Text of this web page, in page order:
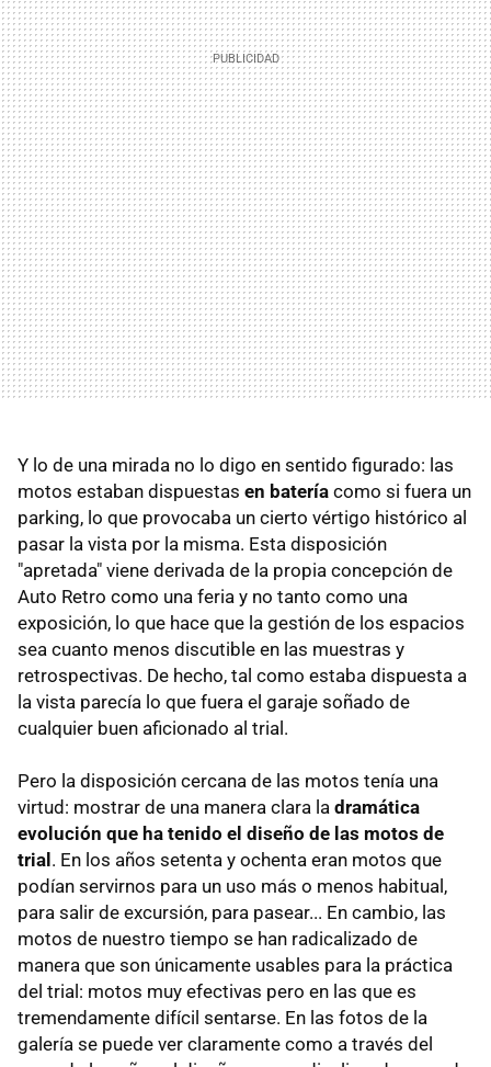
Y lo de una mirada no lo digo en sentido figurado: las
motos estaban dispuestas en batería como si fuera un
parking, lo que provocaba un cierto vértigo histórico al
pasar la vista por la misma. Esta disposición
"apretada" viene derivada de la propia concepción de
Auto Retro como una feria y no tanto como una
exposición, lo que hace que la gestión de los espacios
sea cuanto menos discutible en las muestras y
retrospectivas. De hecho, tal como estaba dispuesta a
la vista parecía lo que fuera el garaje soñado de
cualquier buen aficionado al trial.
Pero la disposición cercana de las motos tenía una
virtud: mostrar de una manera clara la dramática
evolución que ha tenido el diseño de las motos de
trial . En los años setenta y ochenta eran motos que
podían servirnos para un uso más o menos habitual,
para salir de excursión, para pasear... En cambio, las
motos de nuestro tiempo se han radicalizado de
manera que son únicamente usables para la práctica
del trial: motos muy efectivas pero en las que es
tremendamente difícil sentarse. En las fotos de la
galería se puede ver claramente como a través del